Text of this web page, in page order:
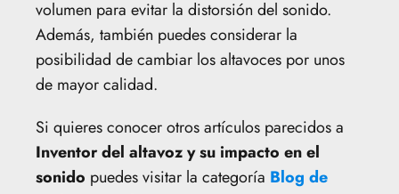
volumen para evitar la distorsión del sonido.
Además, también puedes considerar la
posibilidad de cambiar los altavoces por unos
de mayor calidad.
Si quieres conocer otros artículos parecidos a
Inventor del altavoz y su impacto en el
sonido puedes visitar la categoría Blog de